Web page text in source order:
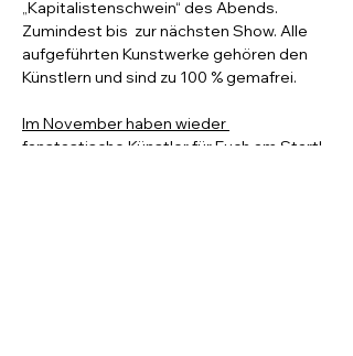
„Kapitalistenschwein“ des Abends.
Zumindest bis  zur nächsten Show. Alle
aufgeführten Kunstwerke gehören den
Künstlern und sind zu 100 % gemafrei.
Im November haben wieder
fanstastische Künstler für Euch am Start!